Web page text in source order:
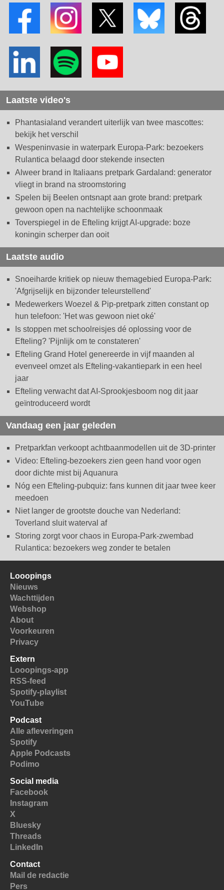
Laatste video's
Phantasialand verandert uiterlijk van twee mascottes:
bekijk het verschil
Wespeninvasie in waterpark Europa-Park: bezoekers
Rulantica belaagd door stekende insecten
Alweer brand in Italiaans pretpark Gardaland: generator
vliegt in brand na stroomstoring
Spelen bij Beelen ontsnapt aan grote brand: pretpark
gewoon open na nachtelijke schoonmaak
Toverspiegel in de Efteling krijgt AI-upgrade: boze
koningin scherper dan ooit
Laatste audio
Snoeiharde kritiek op nieuw themagebied Europa-Park:
'Afgrijselijk en bijzonder teleurstellend'
Medewerkers Woezel & Pip-pretpark zitten constant op
hun telefoon: 'Het was gewoon niet oké'
Is stoppen met schoolreisjes dé oplossing voor de
Efteling? 'Pijnlijk om te constateren'
Efteling Grand Hotel genereerde in vijf maanden al
evenveel omzet als Efteling-vakantiepark in een heel
jaar
Efteling verwacht dat AI-Sprookjesboom nog dit jaar
geïntroduceerd wordt
Vandaag een jaar geleden
Pretparkfan verkoopt achtbaanmodellen uit de 3D-printer
Video: Efteling-bezoekers zien geen hand voor ogen
door dichte mist bij Aquanura
Nóg een Efteling-pubquiz: fans kunnen dit jaar twee keer
meedoen
Niet langer de grootste douche van Nederland:
Toverland sluit waterval af
Storing zorgt voor chaos in Europa-Park-zwembad
Rulantica: bezoekers weg zonder te betalen
Looopings
Nieuws
Wachttijden
Webshop
About
Voorkeuren
Privacy
Extern
Looopings-app
RSS-feed
Spotify-playlist
YouTube
Podcast
Alle afleveringen
Spotify
Apple Podcasts
Podimo
Social media
Facebook
Instagram
X
Bluesky
Threads
LinkedIn
Contact
Mail de redactie
Pers